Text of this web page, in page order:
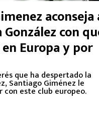
aconseja
con
Europa y por
que ha despertado la
Santiago Giménez le
con este club europeo.